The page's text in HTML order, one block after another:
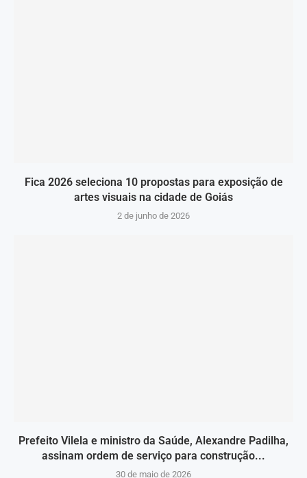
Fica 2026 seleciona 10 propostas para exposição de
artes visuais na cidade de Goiás
2 de junho de 2026
Prefeito Vilela e ministro da Saúde, Alexandre Padilha,
assinam ordem de serviço para construção...
30 de maio de 2026